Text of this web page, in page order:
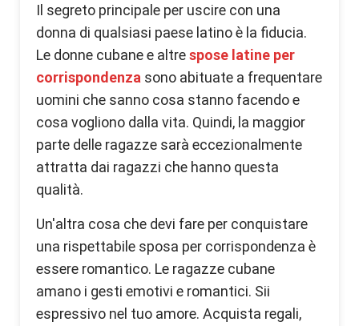
Il segreto principale per uscire con una
donna di qualsiasi paese latino è la fiducia.
Le donne cubane e altrespose latine per
corrispondenza sono abituate a frequentare
uomini che sanno cosa stanno facendo e
cosa vogliono dalla vita. Quindi, la maggior
parte delle ragazze sarà eccezionalmente
attratta dai ragazzi che hanno questa
qualità.
Un'altra cosa che devi fare per conquistare
una rispettabile sposa per corrispondenza è
essere romantico. Le ragazze cubane
amano i gesti emotivi e romantici. Sii
espressivo nel tuo amore. Acquista regali,